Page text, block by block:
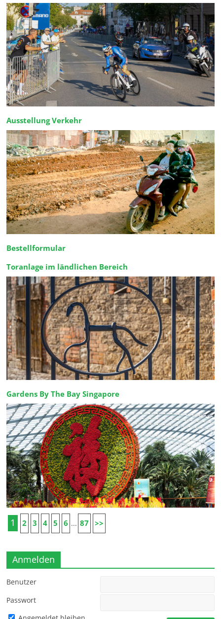
Ausstellung Verkehr
Bestellformular
Toranlage im ländlichen Bereich
Gardens By The Bay Singapore
1 2 3 4 5 6 ... 87 >>
Anmelden
Benutzer
Passwort